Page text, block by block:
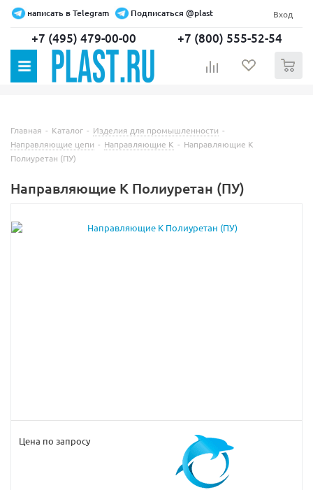
написать в Telegram Подписаться @plast Вход
+7 (495) 479-00-00 +7 (800) 555-52-54
Главная - Каталог - Изделия для промышленности -
Направляющие цепи - Направляющие K - Направляющие K
Полиуретан (ПУ)
Направляющие K Полиуретан (ПУ)
Цена по запросу